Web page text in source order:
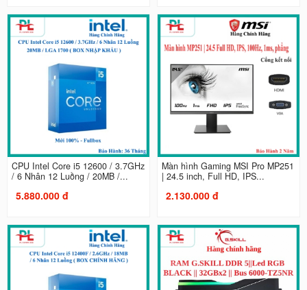
CPU Intel Core i5 12600 / 3.7GHz
/ 6 Nhân 12 Luồng / 20MB /...
5.880.000 đ
Màn hình Gaming MSI Pro MP251
| 24.5 inch, Full HD, IPS...
2.130.000 đ